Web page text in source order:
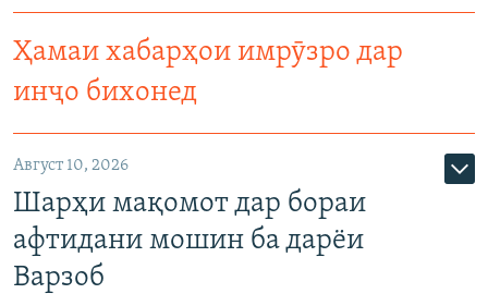
Ҳамаи хабарҳои имрӯзро дар
инҷо бихонед
Август 10, 2026
Шарҳи мақомот дар бораи
афтидани мошин ба дарёи
Варзоб